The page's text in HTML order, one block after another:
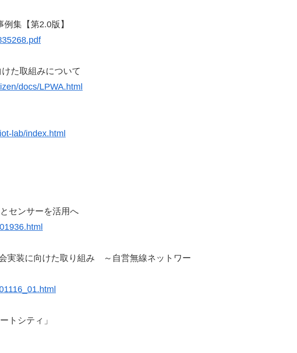
集【第2.0版】
た取組みについて
docs/LPWA.html
lab/index.html
センサーを活用へ
実装に向けた取り組み ～自営無線ネットワー
トシティ」